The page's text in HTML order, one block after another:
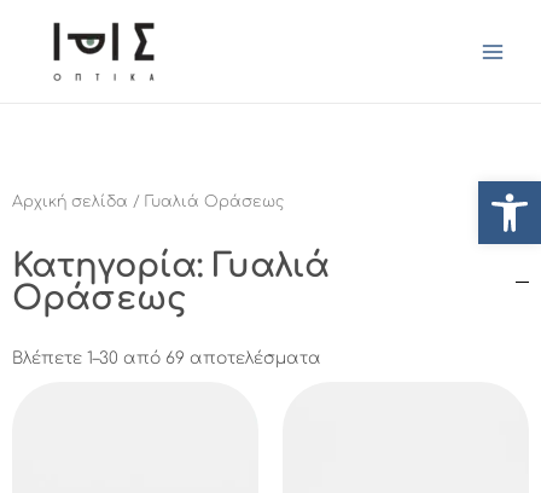
Αρχική σελίδα / Γυαλιά Οράσεως
Κατηγορία: Γυαλιά
Οράσεως
Βλέπετε 1–30 από 69 αποτελέσματα